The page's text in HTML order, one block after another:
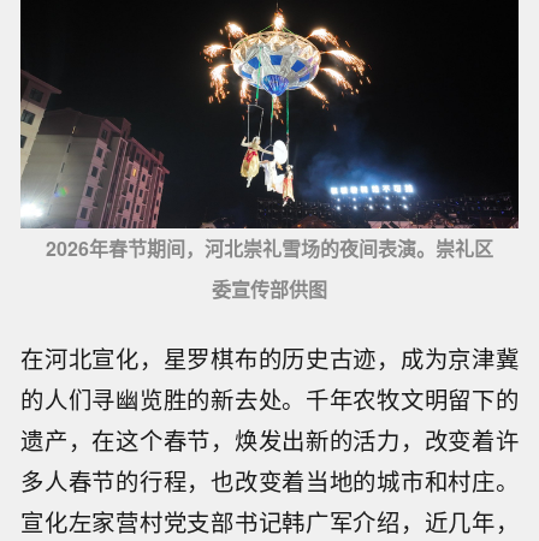
2026年春节期间，河北崇礼雪场的夜间表演。崇礼区
委宣传部供图
在河北宣化，星罗棋布的历史古迹，成为京津冀
的人们寻幽览胜的新去处。千年农牧文明留下的
遗产，在这个春节，焕发出新的活力，改变着许
多人春节的行程，也改变着当地的城市和村庄。
宣化左家营村党支部书记韩广军介绍，近几年，